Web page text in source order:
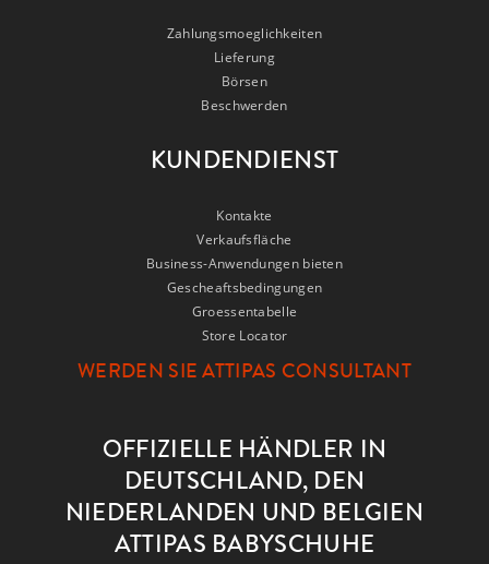
Zahlungsmoeglichkeiten
Lieferung
Börsen
Beschwerden
KUNDENDIENST
Kontakte
Verkaufsfläche
Business-Anwendungen bieten
Gescheaftsbedingungen
Groessentabelle
Store Locator
WERDEN SIE ATTIPAS CONSULTANT
OFFIZIELLE HÄNDLER IN
DEUTSCHLAND, DEN
NIEDERLANDEN UND BELGIEN
ATTIPAS BABYSCHUHE